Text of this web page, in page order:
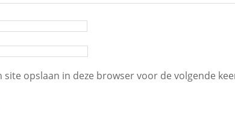
site opslaan in deze browser voor de volgende